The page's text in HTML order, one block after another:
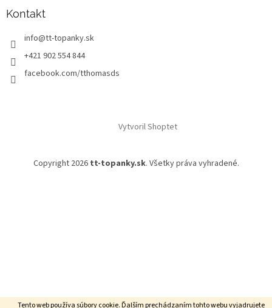
Tento web používa súbory cookie. Ďalším prechádzaním tohto webu vyjadrujete
Kontakt
info@tt-topanky.sk
+421 902 554 844
facebook.com/tthomasds
Vytvoril Shoptet
Copyright 2026 tt-topanky.sk. Všetky práva vyhradené.